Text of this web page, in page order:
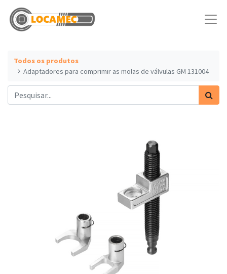
Todos os produtos
Adaptadores para comprimir as molas de válvulas GM 131004